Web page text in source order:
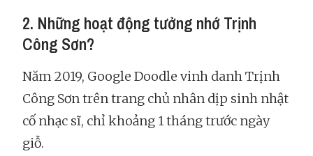
2. Những hoạt động tưởng nhớ Trịnh
Công Sơn?
Năm 2019, Google Doodle vinh danh Trịnh
Công Sơn trên trang chủ nhân dịp sinh nhật
cố nhạc sĩ, chỉ khoảng 1 tháng trước ngày
giỗ.